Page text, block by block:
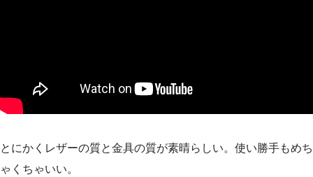
とにかくレザーの質と金具の質が素晴らしい。使い勝手もめち
ゃくちゃいい。